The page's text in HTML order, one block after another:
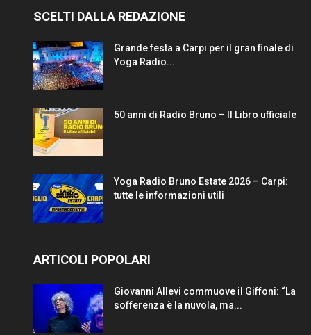
SCELTI DALLA REDAZIONE
Grande festa a Carpi per il gran finale di
Yoga Radio...
50 anni di Radio Bruno – Il Libro ufficiale
Yoga Radio Bruno Estate 2026 – Carpi:
tutte le informazioni utili
ARTICOLI POPOLARI
Giovanni Allevi commuove il Giffoni: “La
sofferenza è la nuvola, ma...